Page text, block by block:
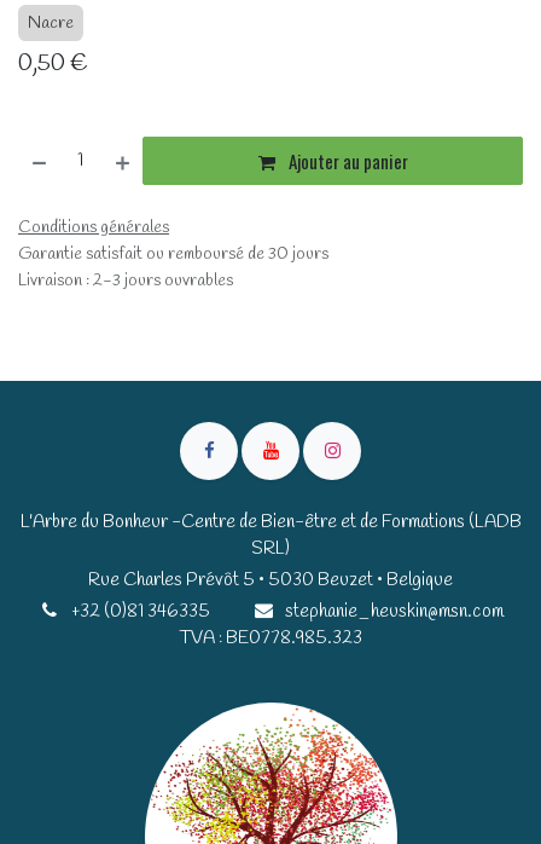
Nacre
0,50€
Ajouter au panier
Conditions générales
Garantie satisfait ou remboursé de 30 jours
Livraison : 2-3 jours ouvrables
L'Arbre du Bonheur -Centre de Bien-être et de Formations (LADB
SRL)
Rue Charles Prévôt 5 • 5030 Beuzet • Belgique​​
+32 (0)81 346335
stephanie_heuskin@msn.com
TVA : BE0778.985.323